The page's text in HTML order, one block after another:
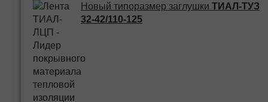
Новый типоразмер заглушки ТИАЛ-ТУЗ
32-42/110-125